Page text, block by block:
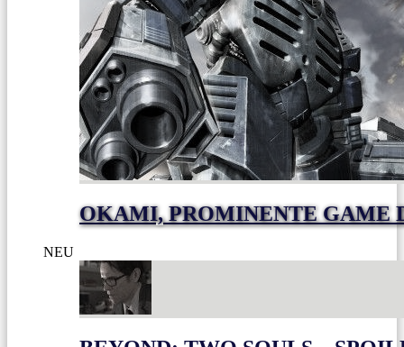
OKAMI, PROMINENTE GAME
NEU